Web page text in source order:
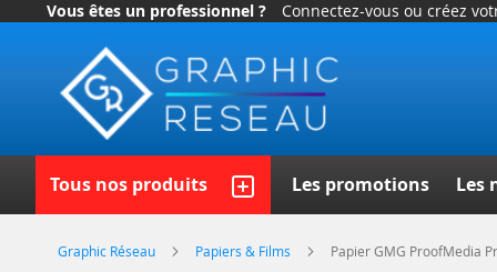
Vous êtes un professionnel ? Connectez-vous ou créez
Allez
contenu
Tous nos produits Les promotions Les
Graphic Réseau Papiers & Films Papier GMG ProofMedia